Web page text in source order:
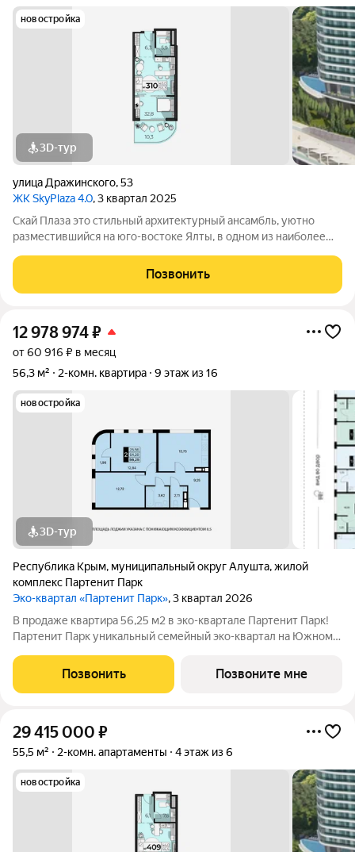
новостройка
3D-тур
улица Дражинского,53
ЖК SkyPlaza 4.0, 3 квартал 2025
Скай Плаза это стильный архитектурный ансамбль, уютно
разместившийся на юго-востоке Ялты, в одном из наиболее
ниже первого комплекса, еще ближе к морю, неподалеку от
Массандровского парка и
Позвонить
12 978 974₽
от 60 916 ₽ в месяц
56,3 м²
2-комн. квартира 9 этаж из 16
новостройка
3D-тур
Республика Крым, муниципальный округ Алушта,жилой
комплекс Партенит Парк
Эко-квартал «Партенит Парк», 3 квартал 2026
В продаже квартира 56,25 м2 в эко-квартале Партенит Парк!
Партенит Парк уникальный семейный эко-квартал на Южном
- Дома расположены в окружении гор, лесов и виноградников.
- Кристально чистый
Позвонить Позвоните мне
29 415 000 ₽
55,5 м² 2-комн. апартаменты 4 этаж из 6
новостройка